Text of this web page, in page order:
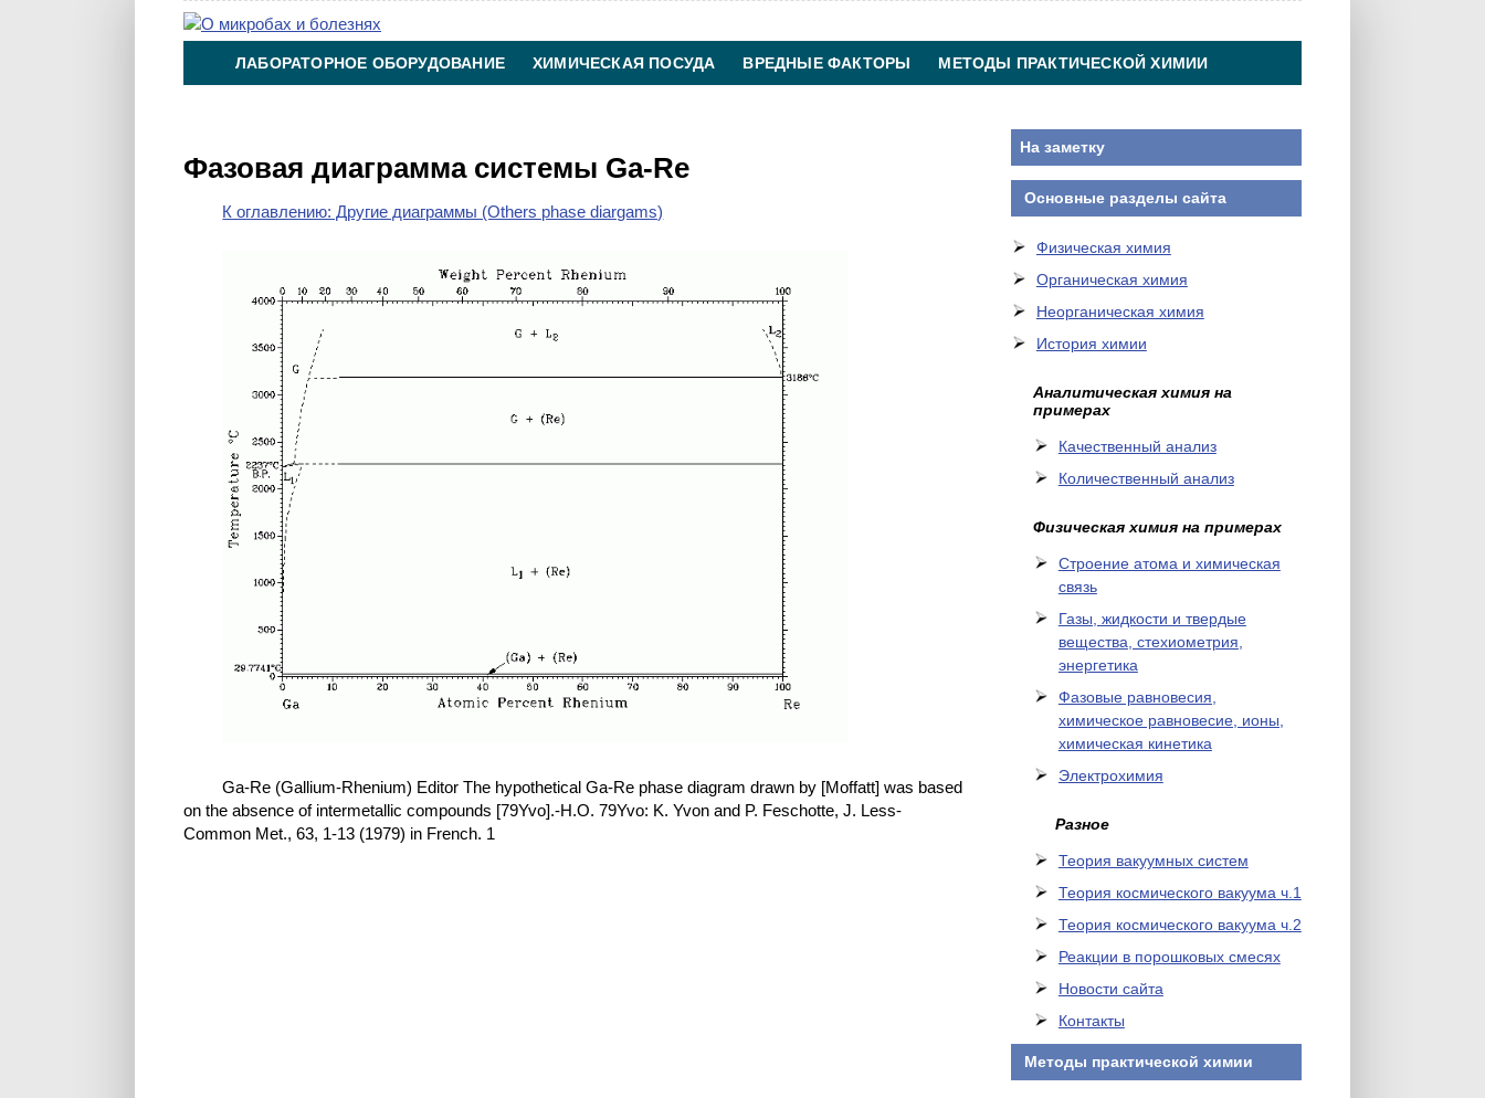
ЛАБОРАТОРНОЕ ОБОРУДОВАНИЕ ХИМИЧЕСКАЯ ПОСУДА ВРЕДНЫЕ ФАКТОРЫ МЕТОДЫ ПРАКТИЧЕСКОЙ ХИМИИ
Фазовая диаграмма системы Ga-Re
К оглавлению: Другие диаграммы (Others phase diargams)
Ga-Re (Gallium-Rhenium) Editor The hypothetical Ga-Re phase diagram drawn by [Moffatt] was based
on the absence of intermetallic compounds [79Yvo].-H.O. 79Yvo: K. Yvon and P. Feschotte, J. Less-
Common Met., 63, 1-13 (1979) in French. 1
На заметку
Основные разделы сайта
Физическая химия
Органическая химия
Неорганическая химия
История химии
Аналитическая химия на
примерах
Качественный анализ
Количественный анализ
Физическая химия на примерах
Cтроение атома и химическая
связь
Газы, жидкости и твердые
вещества, стехиометрия,
энергетика
Фазовые равновесия,
химическое равновесие, ионы,
химическая кинетика
Электрохимия
Разное
Теория вакуумных систем
Теория космического вакуума ч.1
Теория космического вакуума ч.2
Реакции в порошковых смесях
Новости сайта
Контакты
Методы практической химии